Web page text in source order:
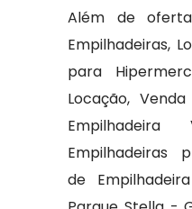
Além de
Empilhadeiras,
para
Locação,
Empilhadeiras
de